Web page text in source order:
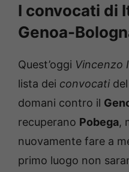
I convocati di
Genoa-
Quest’oggi Vincenzo
lista dei convocati del
domani contro il
recuperano Pobega,
nuovamente fare a
primo luogo non